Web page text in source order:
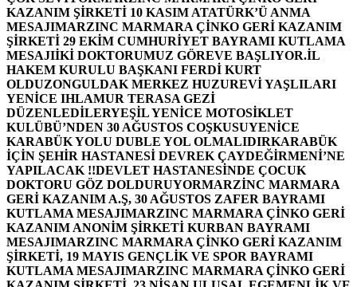
KAZANIM ŞİRKETİ 10 KASIM ATATÜRK’Ü ANMA
MESAJIMARZINC MARMARA ÇİNKO GERİ KAZANIM
ŞİRKETİ 29 EKİM CUMHURİYET BAYRAMI KUTLAMA
MESAJIİKİ DOKTORUMUZ GÖREVE BAŞLIYOR.İL
HAKEM KURULU BAŞKANI FERDİ KURT
OLDUZONGULDAK MERKEZ HUZUREVİ YAŞLILARI
YENİCE IHLAMUR TERASA GEZİ
DÜZENLEDİLERYEŞİL YENİCE MOTOSİKLET
KULÜBÜ’NDEN 30 AĞUSTOS COŞKUSUYENİCE
KARABÜK YOLU DUBLE YOL OLMALIDIRKARABÜK
İÇİN ŞEHİR HASTANESİ DEVREK ÇAYDEĞİRMENİ’NE
YAPILACAK !!DEVLET HASTANESİNDE ÇOCUK
DOKTORU GÖZ DOLDURUYORMARZİNC MARMARA
GERİ KAZANIM A.Ş, 30 AĞUSTOS ZAFER BAYRAMI
KUTLAMA MESAJIMARZINC MARMARA ÇİNKO GERİ
KAZANIM ANONİM ŞİRKETİ KURBAN BAYRAMI
MESAJIMARZINC MARMARA ÇİNKO GERİ KAZANIM
ŞİRKETİ, 19 MAYIS GENÇLİK VE SPOR BAYRAMI
KUTLAMA MESAJIMARZINC MARMARA ÇİNKO GERİ